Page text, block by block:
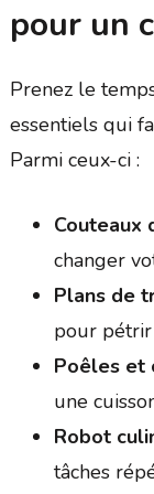
pour un
Prenez le
essentiels qui
Parmi ceux-ci :
Couteaux
changer
Plans de
pour
Poêles et
une
Robot
tâches